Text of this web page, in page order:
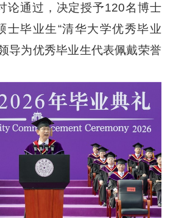
论通过，决定授予120名博士
士毕业生“清华大学优秀毕业
导为优秀毕业生代表佩戴荣誉